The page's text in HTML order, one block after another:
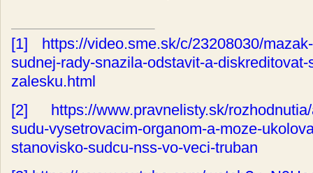
[1]
https://video.sme.sk/c/23208030/
sudnej-rady-snazila-odstavit-a-diskreditovat-
zalesku.html
[2]
https://www.pravnelisty.sk/
sudu-vysetrovacim-organom-a-moze-
stanovisko-sudcu-nss-vo-veci-truban